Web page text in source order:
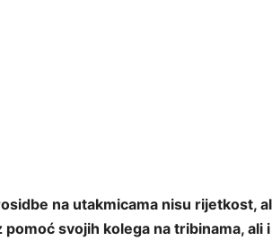
na utakmicama nisu rijetkost,
pomoć svojih kolega na tribinama,